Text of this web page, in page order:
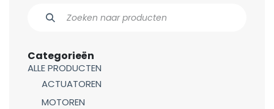
Categorieën
ALLE PRODUCTEN
ACTUATOREN
MOTOREN